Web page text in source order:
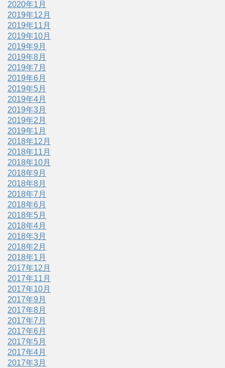
2020年1月
2019年12月
2019年11月
2019年10月
2019年9月
2019年8月
2019年7月
2019年6月
2019年5月
2019年4月
2019年3月
2019年2月
2019年1月
2018年12月
2018年11月
2018年10月
2018年9月
2018年8月
2018年7月
2018年6月
2018年5月
2018年4月
2018年3月
2018年2月
2018年1月
2017年12月
2017年11月
2017年10月
2017年9月
2017年8月
2017年7月
2017年6月
2017年5月
2017年4月
2017年3月